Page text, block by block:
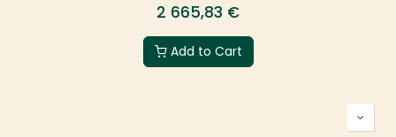
2 665,83 €
Add to Cart